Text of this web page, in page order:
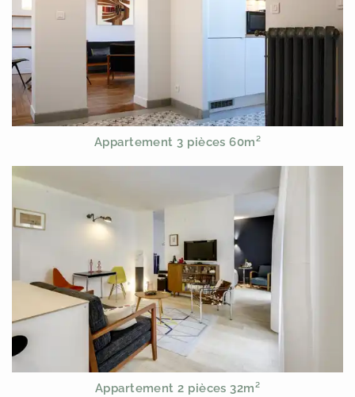
Appartement 3 pièces 60m²
Appartement 2 pièces 32m²